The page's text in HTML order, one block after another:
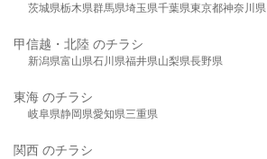
茨城県栃木県群馬県埼玉県千葉県東京都神奈川県
甲信越・北陸 のチラシ
新潟県富山県石川県福井県山梨県長野県
東海 のチラシ
岐阜県静岡県愛知県三重県
関西 のチラシ